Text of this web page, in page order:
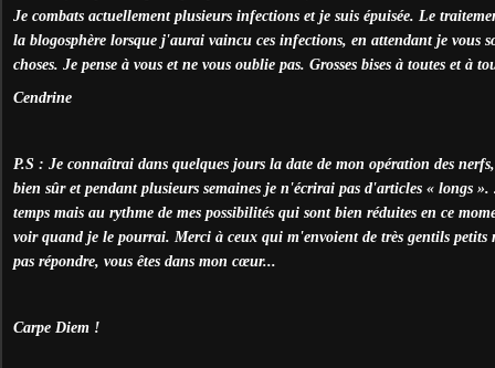
Je combats actuellement plusieurs infections et je suis épuisée. Le
la blogosphère lorsque j'aurai vaincu ces infections, en attendant je vous
choses. Je pense à vous et ne vous oublie pas. Grosses bises à toutes et à
Cendrine
P.S : Je connaîtrai dans quelques jours la date de mon opération des
bien sûr et pendant plusieurs semaines je n'écrirai pas d'articles « longs ».
temps mais au rythme de mes possibilités qui sont bien réduites en ce
voir quand je le pourrai. Merci à ceux qui m'envoient de très gentils petits
pas répondre, vous êtes dans mon cœur...
Carpe Diem !